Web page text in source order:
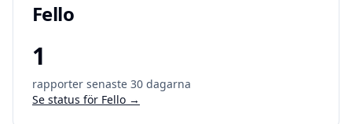
Fello
1
rapporter senaste 30 dagarna
Se status för Fello →